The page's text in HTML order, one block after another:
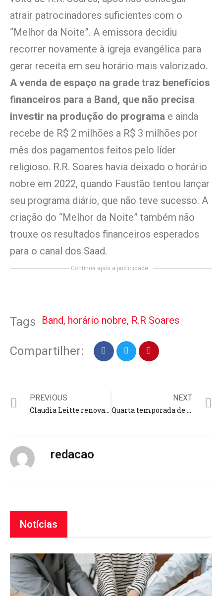
atrair patrocinadores suficientes com o
“Melhor da Noite”. A emissora decidiu
recorrer novamente à igreja evangélica para
gerar receita em seu horário mais valorizado.
A venda de espaço na grade traz benefícios
financeiros para a Band, que não precisa
investir na produção do programa e ainda
recebe de R$ 2 milhões a R$ 3 milhões por
mês dos pagamentos feitos pelo líder
religioso. R.R. Soares havia deixado o horário
nobre em 2022, quando Faustão tentou lançar
seu programa diário, que não teve sucesso. A
criação do “Melhor da Noite” também não
trouxe os resultados financeiros esperados
para o canal dos Saad.
Continua após a publicidade..
Tags Band, horário nobre, R.R Soares
Compartilher:
PREVIOUS
Claudia Leitte renova votos com o marido e exalta Jesus Cristo; cantora definiu ato como reafirmação de fé
NEXT
Quarta temporada de ‘The Chosen’ chega ao aplicativo da série; são oito episódios com dublagem em português
redacao
Notícias